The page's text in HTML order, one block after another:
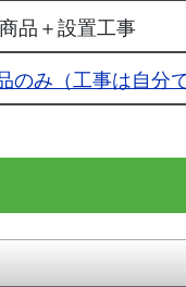
商品＋設置工事
のみ（工事は自分